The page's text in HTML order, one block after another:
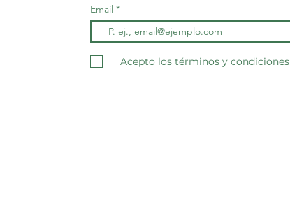
Email
Acepto los términos y condiciones